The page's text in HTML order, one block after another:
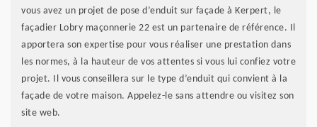
vous avez un projet de pose d’enduit sur façade à Kerpert, le
façadier Lobry maçonnerie 22 est un partenaire de référence. Il
apportera son expertise pour vous réaliser une prestation dans
les normes, à la hauteur de vos attentes si vous lui confiez votre
projet. Il vous conseillera sur le type d’enduit qui convient à la
façade de votre maison. Appelez-le sans attendre ou visitez son
site web.